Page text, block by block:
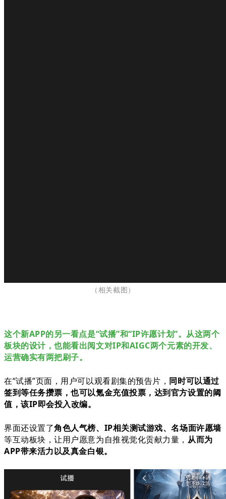
（相关截图）
这个新APP的另一看点是“试播”和“IP许愿计划”。从这两个
板块的设计，也能看出阅文对IP和AIGC两个元素的开发、
运营确实有两把刷子。
在“试播”页面，用户可以观看剧集的预告片， 同时可以通过
签到等任务攒票，也可以氪金充值投票，达到官方设置的阈
值，该IP即会投入改编。
界面还设置了角色人气榜、IP相关测试游戏、名场面许愿墙
等互动板块，让用户愿意为自推视觉化贡献力量， 从而为
APP带来活力以及真金白银。